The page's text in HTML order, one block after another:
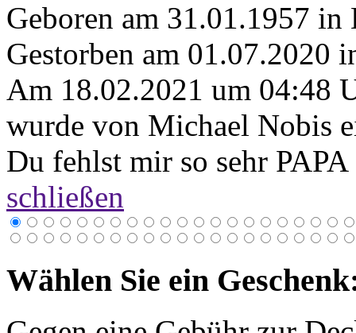
Geboren am 31.01.1957 in
Gestorben am 01.07.2020
Am 18.02.2021 um 04:48
wurde von Michael Nobis
Du fehlst mir so sehr PAPA
schließen
Wählen Sie ein